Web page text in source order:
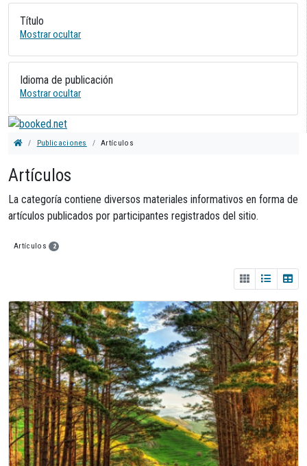
Título
Mostrar ocultar
Idioma de publicación
Mostrar ocultar
Publicaciones Artículos
Artículos
La categoría contiene diversos materiales informativos en forma de
artículos publicados por participantes registrados del sitio.
Artículos 2